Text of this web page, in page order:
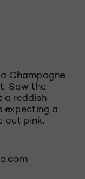
Champagne
Saw the
a reddish
expecting a
out pink.